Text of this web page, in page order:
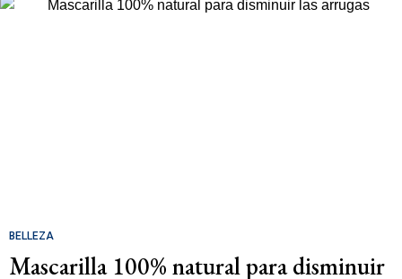
BELLEZA
Mascarilla 100% natural para disminuir